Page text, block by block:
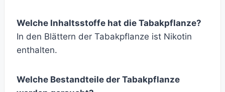
Welche Inhaltsstoffe hat die Tabakpflanze?
In den Blättern der Tabakpflanze ist Nikotin
enthalten.
Welche Bestandteile der Tabakpflanze